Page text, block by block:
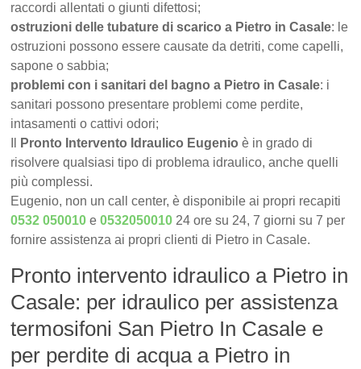
raccordi allentati o giunti difettosi;
ostruzioni delle tubature di scarico a Pietro in Casale: le
ostruzioni possono essere causate da detriti, come capelli,
sapone o sabbia;
problemi con i sanitari del bagno a Pietro in Casale: i
sanitari possono presentare problemi come perdite,
intasamenti o cattivi odori;
Pronto Intervento Idraulico Eugenio è in grado di
risolvere qualsiasi tipo di problema idraulico, anche quelli
più complessi.
Eugenio, non un call center, è disponibile ai propri recapiti
0532 050010 e0532050010 24 ore su 24, 7 giorni su 7 per
fornire assistenza ai propri clienti di Pietro in Casale.
Pronto intervento idraulico a Pietro in
Casale: per idraulico per assistenza
termosifoni San Pietro In Casale e
per perdite di acqua a Pietro in